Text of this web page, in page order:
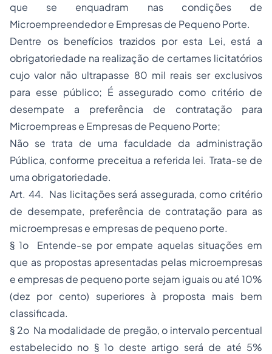
que se enquadram nas condições de
Microempreendedor e Empresas de Pequeno Porte.
Dentre os benefícios trazidos por esta Lei, está a
obrigatoriedade na realização de certames licitatórios
cujo valor não ultrapasse 80 mil reais ser exclusivos
para esse público; É assegurado como critério de
desempate a preferência de contratação para
Microempreas e Empresas de Pequeno Porte;
Não se trata de uma faculdade da administração
Pública, conforme preceitua a referida lei. Trata-se de
uma obrigatoriedade.
Art. 44. Nas licitações será assegurada, como critério
de desempate, preferência de contratação para as
microempresas e empresas de pequeno porte.
§ 1o Entende-se por empate aquelas situações em
que as propostas apresentadas pelas microempresas
e empresas de pequeno porte sejam iguais ou até 10%
(dez por cento) superiores à proposta mais bem
classificada.
§ 2o Na modalidade de pregão, o intervalo percentual
estabelecido no § 1o deste artigo será de até 5%